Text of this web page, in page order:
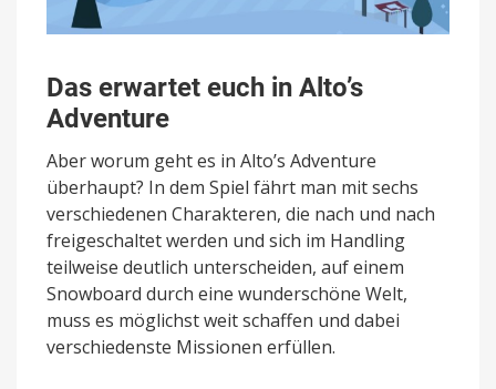
Das erwartet euch in Alto’s
Adventure
Aber worum geht es in Alto’s Adventure
überhaupt? In dem Spiel fährt man mit sechs
verschiedenen Charakteren, die nach und nach
freigeschaltet werden und sich im Handling
teilweise deutlich unterscheiden, auf einem
Snowboard durch eine wunderschöne Welt,
muss es möglichst weit schaffen und dabei
verschiedenste Missionen erfüllen.